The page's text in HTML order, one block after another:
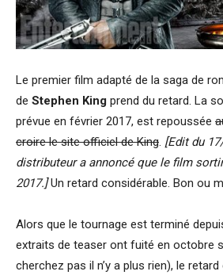
Le premier film adapté de la saga de
de Stephen King prend du retard. La
prévue en février 2017, est repoussée
croire le site officiel de King. [Edit du
distributeur a annoncé que le film
2017.]Un retard considérable. Bon ou
Alors que le tournage est terminé
extraits de teaser ont fuité en octobre
cherchez pas il n’y a plus rien), le